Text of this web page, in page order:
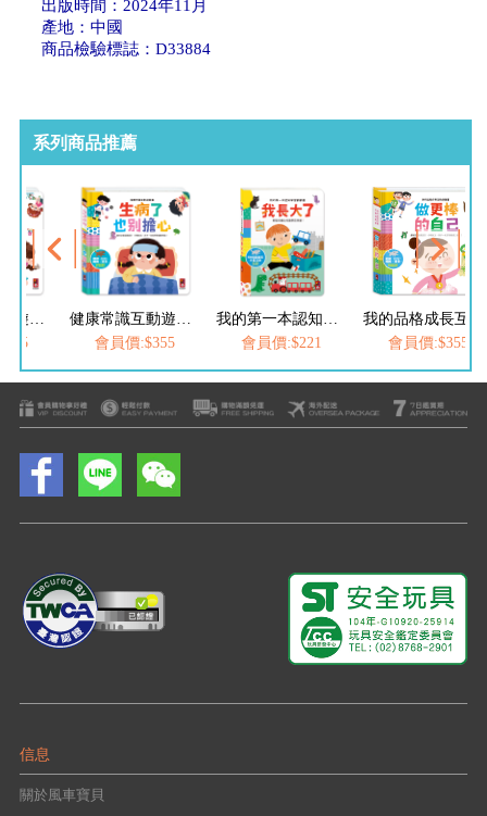
出版時間：2024年11月
產地：中國
商品檢驗標誌：D33884
系列商品推薦
情商培養互動遊戲書-失敗了也沒關係
健康常識互動遊戲書-生病了也別擔心
會員價:$355
我的第一本認知學習翻翻書-我長大了
會員價:$221
會員價:$355
信息
關於風車寶貝